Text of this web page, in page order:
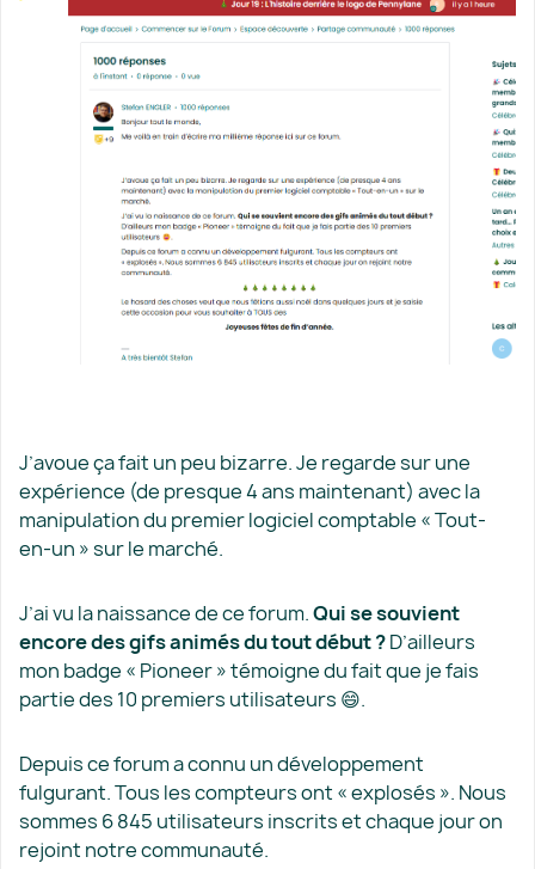
J’avoue ça fait un peu bizarre. Je regarde sur une
expérience (de presque 4 ans maintenant) avec la
manipulation du premier logiciel comptable « Tout-
en-un » sur le marché.
J’ai vu la naissance de ce forum.Qui se souvient
encore des gifs animés du tout début ?D’ailleurs
mon badge « Pioneer » témoigne du fait que je fais
partie des 10 premiers utilisateurs 😄.
Depuis ce forum a connu un développement
fulgurant. Tous les compteurs ont « explosés ». Nous
sommes 6 845 utilisateurs inscrits et chaque jour on
rejoint notre communauté.